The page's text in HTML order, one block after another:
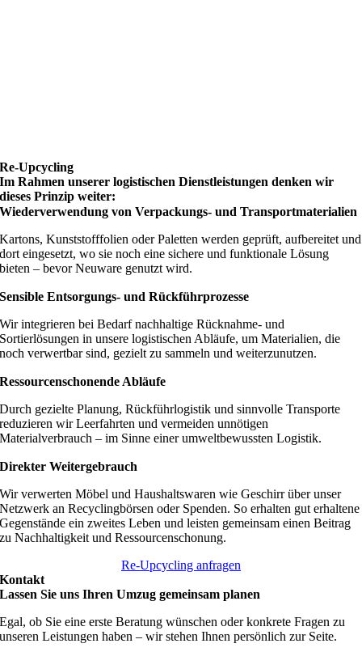
Re-Upcycling
Im Rahmen unserer logistischen Dienstleistungen denken wir
dieses Prinzip weiter:
Wiederverwendung von Verpackungs- und Transportmaterialien
Kartons, Kunststofffolien oder Paletten werden geprüft, aufbereitet und
dort eingesetzt, wo sie noch eine sichere und funktionale Lösung
bieten – bevor Neuware genutzt wird.
Sensible Entsorgungs- und Rückführprozesse
Wir integrieren bei Bedarf nachhaltige Rücknahme- und
Sortierlösungen in unsere logistischen Abläufe, um Materialien, die
noch verwertbar sind, gezielt zu sammeln und weiterzunutzen.
Ressourcenschonende Abläufe
Durch gezielte Planung, Rückführlogistik und sinnvolle Transporte
reduzieren wir Leerfahrten und vermeiden unnötigen
Materialverbrauch – im Sinne einer umweltbewussten Logistik.
Direkter Weitergebrauch
Wir verwerten Möbel und Haushaltswaren wie Geschirr über unser
Netzwerk an Recyclingbörsen oder Spenden. So erhalten gut erhaltene
Gegenstände ein zweites Leben und leisten gemeinsam einen Beitrag
zu Nachhaltigkeit und Ressourcenschonung.
Re-Upcycling anfragen
Kontakt
Lassen Sie uns Ihren Umzug gemeinsam planen
Egal, ob Sie eine erste Beratung wünschen oder konkrete Fragen zu
unseren Leistungen haben – wir stehen Ihnen persönlich zur Seite.